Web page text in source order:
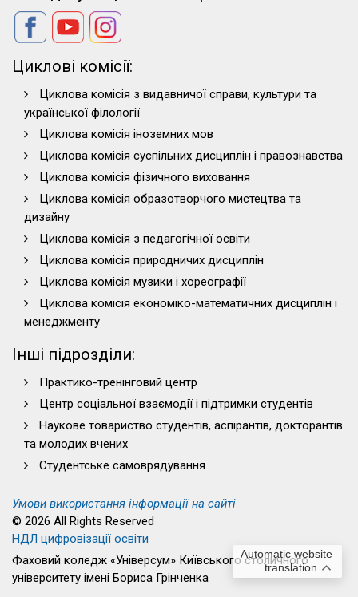
Automatic website
translation
Циклові комісії:
Циклова комісія з видавничої справи, культури та
української філології
Циклова комісія іноземних мов
Циклова комісія суспільних дисциплін і правознавства
Циклова комісія фізичного виховання
Циклова комісія образотворчого мистецтва та
дизайну
Циклова комісія з педагогічної освіти
Циклова комісія природничих дисциплін
Циклова комісія музики і хореографії
Циклова комісія економіко-математичних дисциплін і
менеджменту
Інші підрозділи:
Практико-тренінговий центр
Центр соціальної взаємодії і підтримки студентів
Наукове товариство студентів, аспірантів, докторантів
та молодих вчених
Студентське самоврядування
Умови використання інформації на сайті
© 2026 All Rights Reserved
НДЛ цифровізації освіти
Фаховий коледж «Універсум» Київського столичного
університету імені Бориса Грінченка